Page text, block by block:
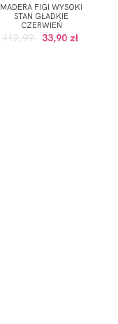
MADERA FIGI WYSOKI
STAN GŁADKIE
CZERWIEŃ
112,99 33,90 zł